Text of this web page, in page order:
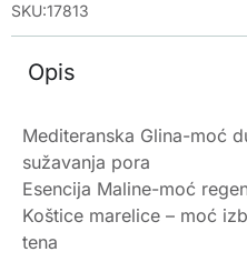
SKU:17813
Opis
Mediteranska Glina-moć
sužavanja pora
Esencija Maline-moć
Koštice marelice – moć
tena